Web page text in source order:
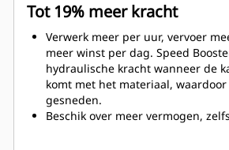
Tot 19% meer kracht
Verwerk meer per uur, vervoer
meer winst per dag. Speed
hydraulische kracht wanneer de
komt met het materiaal,
gesneden.
Beschik over meer vermogen,